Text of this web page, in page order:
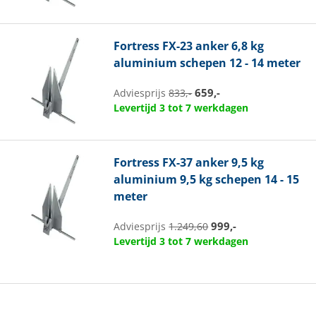
Fortress FX-23 anker 6,8 kg
aluminium schepen 12 - 14 meter
Adviesprijs833,- 659,-
Levertijd 3 tot 7 werkdagen
Fortress FX-37 anker 9,5 kg
aluminium 9,5 kg schepen 14 - 15
meter
Adviesprijs1.249,60 999,-
Levertijd 3 tot 7 werkdagen